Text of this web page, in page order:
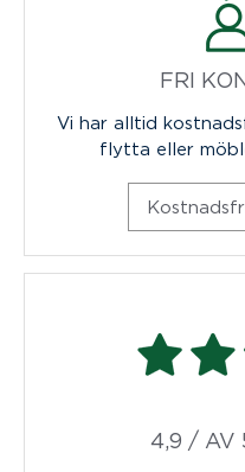
FRI
Vi har alltid
flytta eller
4,9 / AV